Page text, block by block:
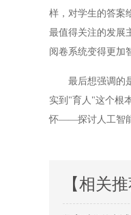
样，对学生的答案
最值得关注的发展
阅卷系统变得更加
最后想强调的是
实到"育人"这个根
怀——探讨人工智能
【相关推